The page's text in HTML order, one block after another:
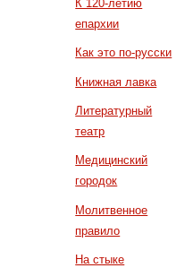
К 120-летию
епархии
Как это по-русски
Книжная лавка
Литературный
театр
Медицинский
городок
Молитвенное
правило
На стыке